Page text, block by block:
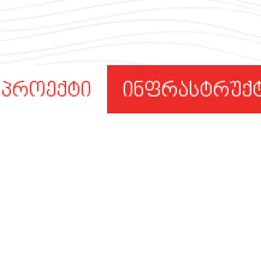
ᲞᲠᲝᲔᲥᲢᲘ